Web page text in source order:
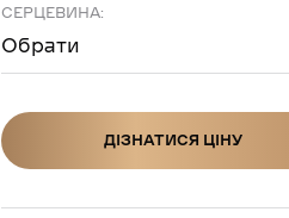
СЕРЦЕВИНА:
Обрати
ДІЗНАТИСЯ ЦІНУ